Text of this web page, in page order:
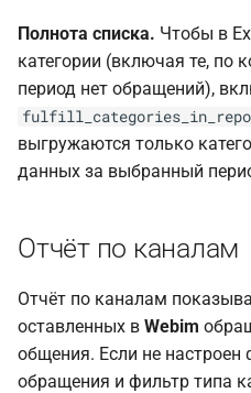
Полнота списка. Чтобы в
категории (включая те, по
период нет обращений),
выгружаются только
данных за выбранный
Отчёт по каналам
Отчёт по каналам
оставленных в Webim
общения. Если не
обращения и фильтр типа